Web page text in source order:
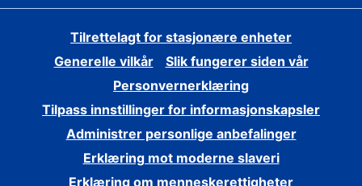
Tilrettelagt for stasjonære enheter
Generelle vilkår
Slik fungerer siden vår
Personvernerklæring
Tilpass innstillinger for informasjonskapsler
Administrer personlige anbefalinger
Erklæring mot moderne slaveri
Erklæring om menneskerettigheter